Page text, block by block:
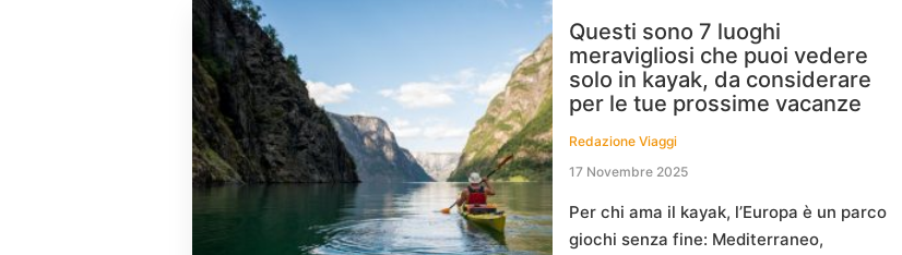
Questi sono 7 luoghi
meravigliosi che puoi vedere
solo in kayak, da considerare
per le tue prossime vacanze
Redazione Viaggi
17 Novembre 2025
Per chi ama il kayak, l’Europa è un parco
giochi senza fine: Mediterraneo,